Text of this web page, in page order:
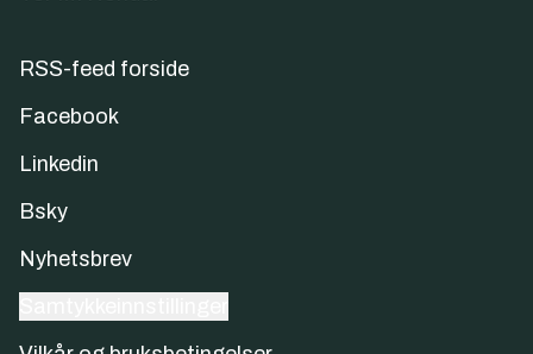
RSS-feed forside
Facebook
Linkedin
Bsky
Nyhetsbrev